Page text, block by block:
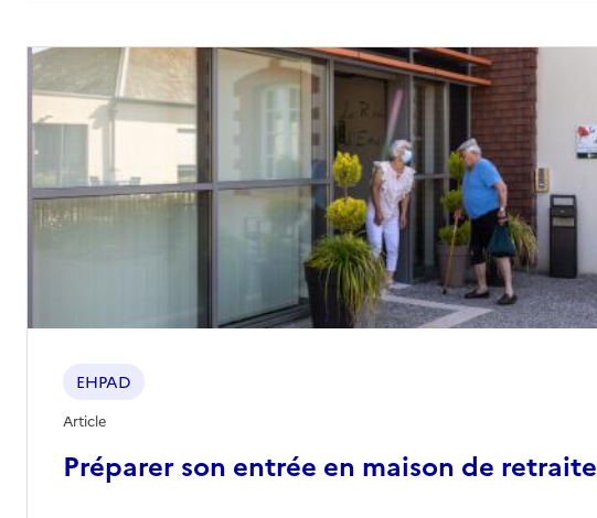
Contact
Site internet
Rapport HAS
Voir les prix et prestations
Source des données : Finess n° 130026669
Mis à jour le : 30/06/2026
EHPAD Résidence Verte Prairie
Salon-de-Provence
Contact
Site internet
Voir les prix et prestations
Préparer son entrée en maison de retraite
EHPAD
Article